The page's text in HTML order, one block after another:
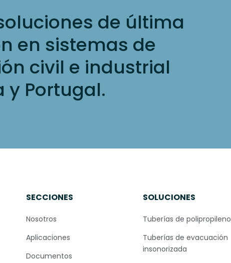
de última
en sistemas de
civil e industrial
y Portugal.
SECCIONES
Nosotros
Aplicaciones
Documentos
SOLUCIONES
Tuberías de polipropileno
Tuberías de evacuación
insonorizada